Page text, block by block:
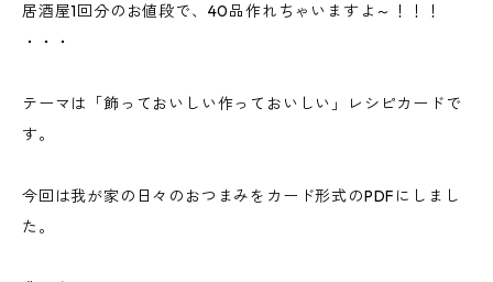
居酒屋1回分のお値段で、40品作れちゃいますよ～！！！
・・・
テーマは「飾っておいしい作っておいしい」レシピカードで
す。
今回は我が家の日々のおつまみをカード形式のPDFにしまし
た。